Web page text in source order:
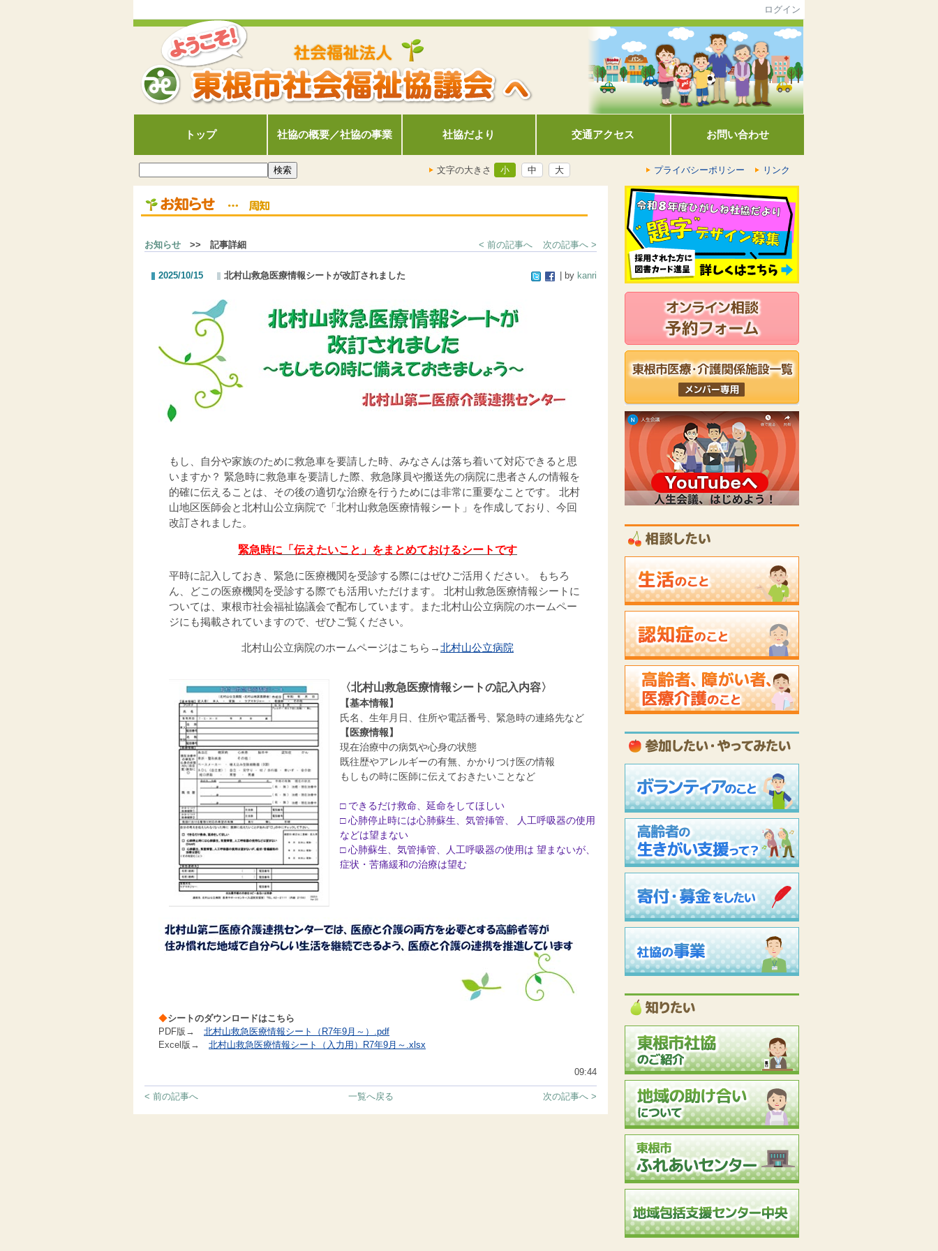
ログイン
トップ 社協の概要／社協の事業 社協だより 交通アクセス お問い合わせ
文字の大きさ 小 中 大 プライバシーポリシー リンク
お知らせ >> 記事詳細 < 前の記事へ 次の記事へ >
2025/10/15 北村山救急医療情報シートが改訂されました | by kanri
もし、自分や家族のために救急車を要請した時、みなさんは落ち着いて対応できると思
いますか？ 緊急時に救急車を要請した際、救急隊員や搬送先の病院に患者さんの情報を
的確に伝えることは、その後の適切な治療を行うためには非常に重要なことです。 北村
山地区医師会と北村山公立病院で「北村山救急医療情報シート」を作成しており、今回
改訂されました。
緊急時に「伝えたいこと」をまとめておけるシートです
平時に記入しておき、緊急に医療機関を受診する際にはぜひご活用ください。 もちろ
ん、どこの医療機関を受診する際でも活用いただけます。 北村山救急医療情報シートに
ついては、東根市社会福祉協議会で配布しています。また北村山公立病院のホームペー
ジにも掲載されていますので、ぜひご覧ください。
北村山公立病院のホームページはこちら→北村山公立病院
〈北村山救急医療情報シートの記入内容〉
【基本情報】
氏名、生年月日、住所や電話番号、緊急時の連絡先など
【医療情報】
現在治療中の病気や心身の状態
既往歴やアレルギーの有無、かかりつけ医の情報
もしもの時に医師に伝えておきたいことなど
□ できるだけ救命、延命をしてほしい
□ 心肺停止時には心肺蘇生、気管挿管、 人工呼吸器の使用
などは望まない
□ 心肺蘇生、気管挿管、人工呼吸器の使用は 望まないが、
症状・苦痛緩和の治療は望む
◆シートのダウンロードはこちら
PDF版→ 北村山救急医療情報シート（R7年9月～）.pdf
Excel版→ 北村山救急医療情報シート（入力用）R7年9月～.xlsx
09:44
< 前の記事へ 次の記事へ >
一覧へ戻る